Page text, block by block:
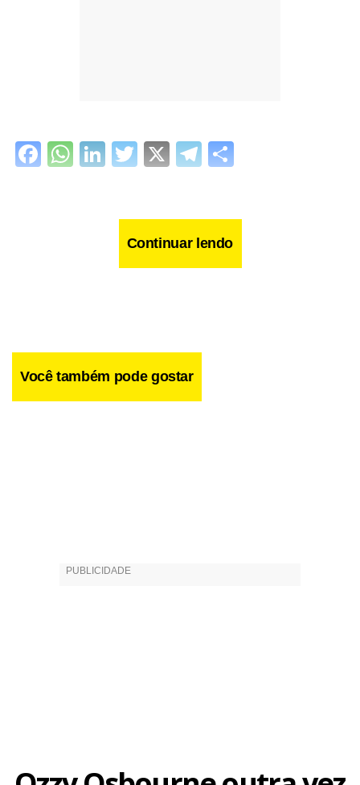
Facebook
WhatsApp
LinkedIn
Twitter
X Telegram
Continuar lendo
Você também pode gostar